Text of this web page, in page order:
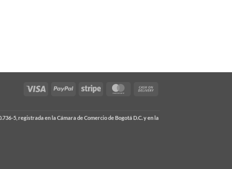
Visa PayPal Stripe MasterCard
5, registrada en la Cámara de Comercio de Bogotá D.C. y en la